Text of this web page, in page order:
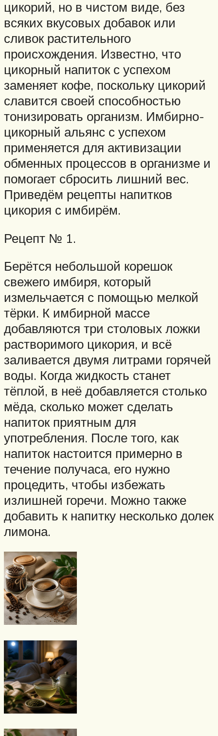
цикорий, но в чистом виде, без
всяких вкусовых добавок или
сливок растительного
происхождения. Известно, что
цикорный напиток с успехом
заменяет кофе, поскольку цикорий
славится своей способностью
тонизировать организм. Имбирно-
цикорный альянс с успехом
применяется для активизации
обменных процессов в организме и
помогает сбросить лишний вес.
Приведём рецепты напитков
цикория с имбирём.
Рецепт № 1.
Берётся небольшой корешок
свежего имбиря, который
измельчается с помощью мелкой
тёрки. К имбирной массе
добавляются три столовых ложки
растворимого цикория, и всё
заливается двумя литрами горячей
воды. Когда жидкость станет
тёплой, в неё добавляется столько
мёда, сколько может сделать
напиток приятным для
употребления. После того, как
напиток настоится примерно в
течение получаса, его нужно
процедить, чтобы избежать
излишней горечи. Можно также
добавить к напитку несколько долек
лимона.